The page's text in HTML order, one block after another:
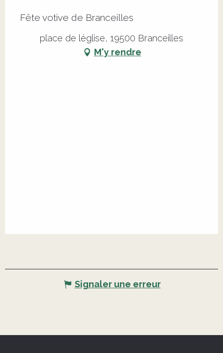
Fête votive de Branceilles
place de léglise, 19500 Branceilles
M'y rendre
Signaler une erreur